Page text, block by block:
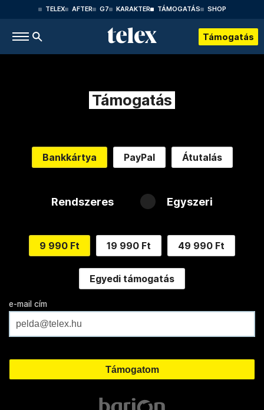
TELEX AFTER G7 KARAKTER TÁMOGATÁS SHOP
Támogatás
Támogatás
Bankkártya PayPal Átutalás
Rendszeres Egyszeri
9 990 Ft 19 990 Ft 49 990 Ft
Egyedi támogatás
e-mail cím